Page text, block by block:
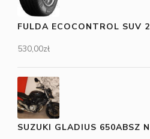
FULDA ECOCONTROL SUV
530,00zł
SUZUKI GLADIUS 650ABSZ